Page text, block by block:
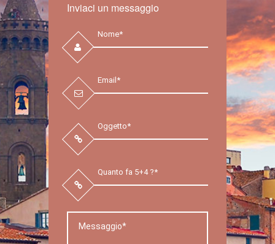
Inviaci un messaggio